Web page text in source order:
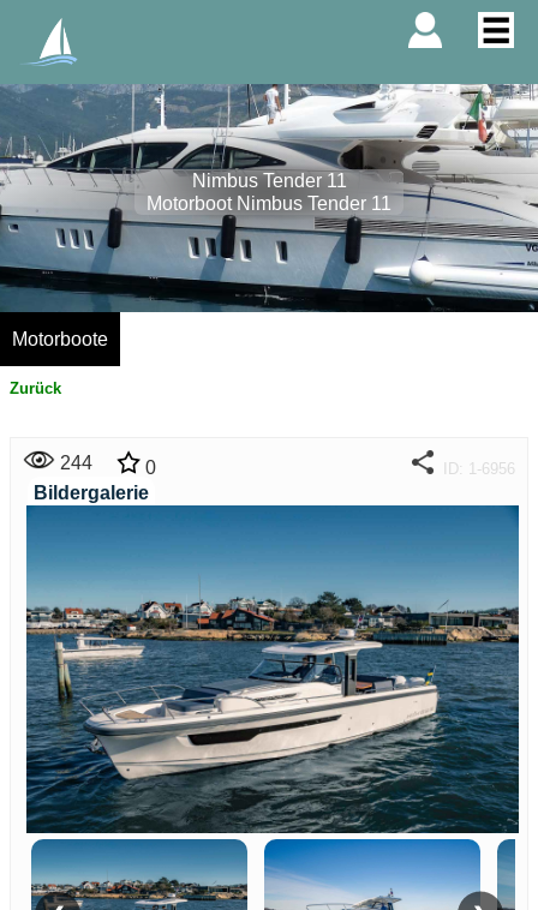
Nimbus Tender 11
Motorboot Nimbus Tender 11
Motorboote
Zurück
244 0 ID: 1-6956
Bildergalerie